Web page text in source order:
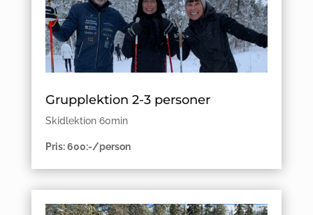
Grupplektion 2-3 personer
Skidlektion 60min
Pris: 600:-/person